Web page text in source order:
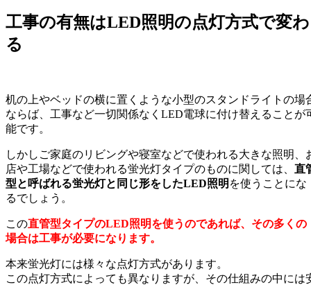
工事の有無はLED照明の点灯方式で変わ
る
机の上やベッドの横に置くような小型のスタンドライトの場
ならば、工事など一切関係なくLED電球に付け替えることが
能です。
しかしご家庭のリビングや寝室などで使われる大きな照明、
店や工場などで使われる蛍光灯タイプのものに関しては、 直
型と呼ばれる蛍光灯と同じ形をしたLED照明 を使うことにな
るでしょう。
この直管型タイプのLED照明を使うのであれば、その多くの
場合は工事が必要になります。
本来蛍光灯には様々な点灯方式があります。
この点灯方式によっても異なりますが、その仕組みの中には